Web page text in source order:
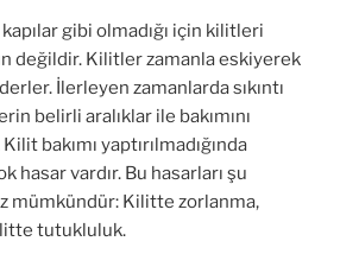
gibi olmadığı için kilitleri
değildir. Kilitler zamanla eskiyerek
İlerleyen zamanlarda sıkıntı
belirli aralıklar ile bakımını
bakımı yaptırılmadığında
hasar vardır. Bu hasarları şu
mümkündür: Kilitte zorlanma,
tutukluluk.